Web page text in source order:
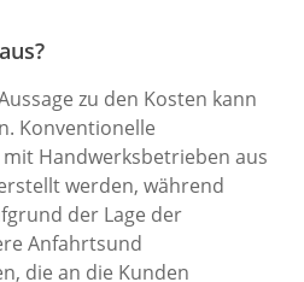
zu den Kosten kann
Konventionelle
Handwerksbetrieben aus
werden, während
der Lage der
Anfahrtsund
die an die Kunden